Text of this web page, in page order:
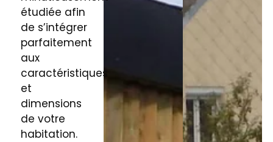
étudiée afin
de s’intégrer
parfaitement
aux
caractéristiques
et
dimensions
de votre
habitation.